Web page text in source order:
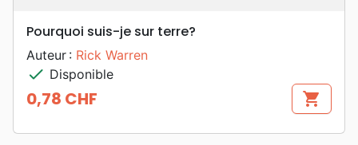
Pourquoi suis-je sur terre?
Auteur : Rick Warren
check Disponible
Prix
0,78 CHF shopping_cart